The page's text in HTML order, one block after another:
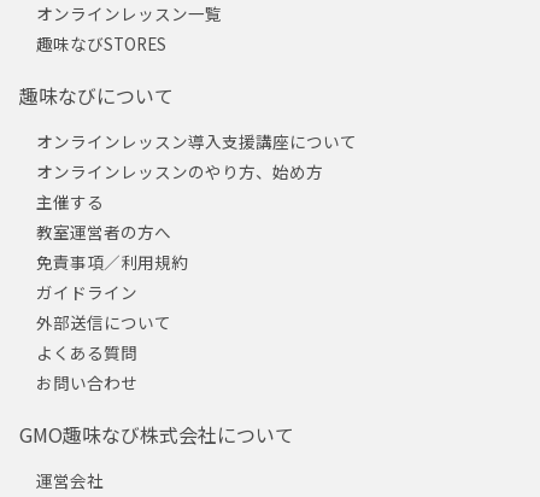
オンラインレッスン一覧
趣味なびSTORES
趣味なびについて
オンラインレッスン導入支援講座について
オンラインレッスンのやり方、始め方
主催する
教室運営者の方へ
免責事項／利用規約
ガイドライン
外部送信について
よくある質問
お問い合わせ
GMO趣味なび株式会社について
運営会社